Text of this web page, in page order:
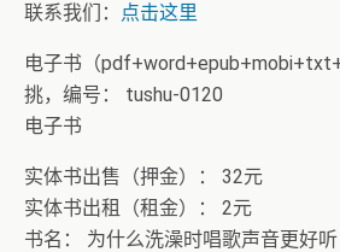
联系我们： 点击这里
电子书（
挑，编号： tushu-0120
电子书
实体书出售（押金）： 32元
实体书出租（租金）： 2元
书名： 为什么洗澡时唱歌声音更好听